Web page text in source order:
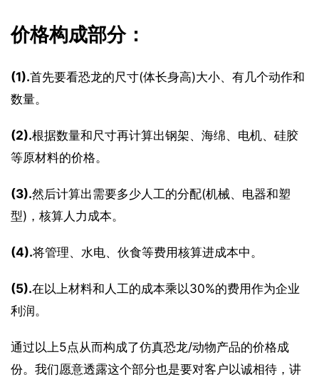
价格构成部分：
(1).首先要看恐龙的尺寸(体长身高)大小、有几个动作和
数量。
(2).根据数量和尺寸再计算出钢架、海绵、电机、硅胶
等原材料的价格。
(3).然后计算出需要多少人工的分配(机械、电器和塑
型)，核算人力成本。
(4).将管理、水电、伙食等费用核算进成本中。
(5).在以上材料和人工的成本乘以30%的费用作为企业
利润。
通过以上5点从而构成了仿真恐龙/动物产品的价格成
份。我们愿意透露这个部分也是要对客户以诚相待，讲